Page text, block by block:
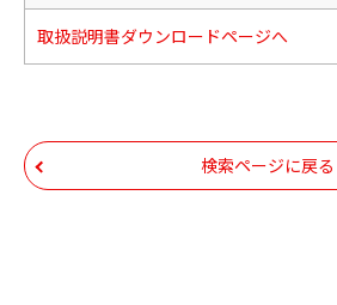
取扱説明書ダウンロードページへ
検索ページに戻る